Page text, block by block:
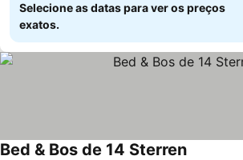
Selecione as datas para ver os preços
exatos.
Bed & Bos de 14 Sterren